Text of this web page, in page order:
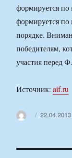
формируется по
формируется по
порядке.
победителям,
участия перед
Источник:aif.ru
Автор22.04.2013